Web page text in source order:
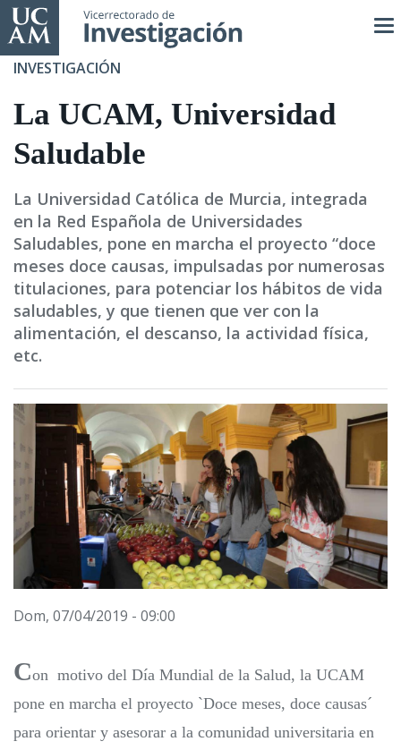
Pasar
al
contenido
INVESTIGACIÓN
La UCAM, Universidad
Saludable
La Universidad Católica de Murcia, integrada
en la Red Española de Universidades
Saludables, pone en marcha el proyecto “doce
meses doce causas, impulsadas por numerosas
titulaciones, para potenciar los hábitos de vida
saludables, y que tienen que ver con la
alimentación, el descanso, la actividad física,
etc.
Dom, 07/04/2019 - 09:00
Con motivo del Día Mundial de la Salud, la UCAM
pone en marcha el proyecto `Doce meses, doce causas´
para orientar y asesorar a la comunidad universitaria en